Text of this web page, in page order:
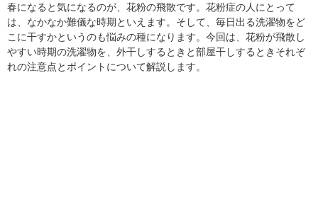
春になると気になるのが、花粉の飛散です。花粉症の人にとって
は、なかなか難儀な時期といえます。そして、毎日出る洗濯物をど
こに干すかというのも悩みの種になります。今回は、花粉が飛散し
やすい時期の洗濯物を、外干しするときと部屋干しするときそれぞ
れの注意点とポイントについて解説します。